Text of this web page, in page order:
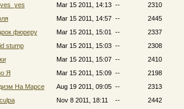
Mar 15 2011, 14:13 --
2310
Mar 15 2011, 14:57 --
2445
фюреру
Mar 15 2011, 15:01 --
2337
stump
Mar 15 2011, 15:03 --
2308
Mar 15 2011, 15:07 --
2410
Я
Mar 15 2011, 15:09 --
2198
На Марсе
Aug 19 2011, 09:05 --
2313
Nov 8 2011, 18:11 --
2442